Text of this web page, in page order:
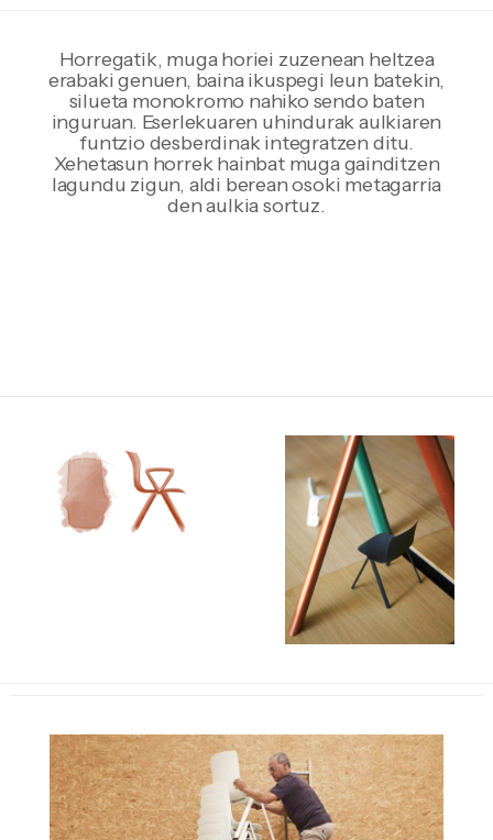
Horregatik, muga horiei zuzenean heltzea
erabaki genuen, baina ikuspegi leun batekin,
silueta monokromo nahiko sendo baten
inguruan. Eserlekuaren uhindurak aulkiaren
funtzio desberdinak integratzen ditu.
Xehetasun horrek hainbat muga gainditzen
lagundu zigun, aldi berean osoki metagarria
den aulkia sortuz.